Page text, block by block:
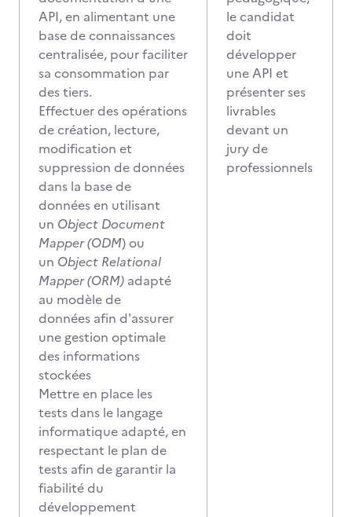
API, en alimentant une
base de connaissances
centralisée, pour faciliter
sa consommation par
des tiers.
Effectuer des opérations
de création, lecture,
modification et
suppression de données
dans la base de
données en utilisant
un Object Document
Mapper (ODM) ou
un Object Relational
Mapper (ORM) adapté
au modèle de
données afin d'assurer
une gestion optimale
des informations
stockées
Mettre en place les
tests dans le langage
informatique adapté, en
respectant le plan de
tests afin de garantir la
fiabilité du
développement
le candidat
doit
développer
une API et
présenter ses
livrables
devant un
jury de
professionnels